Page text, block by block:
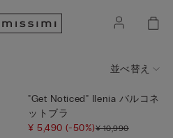
並べ替え
"Get Noticed" Ilenia バルコネ
ットブラ
¥ 5,490(-50%)¥ 10,990